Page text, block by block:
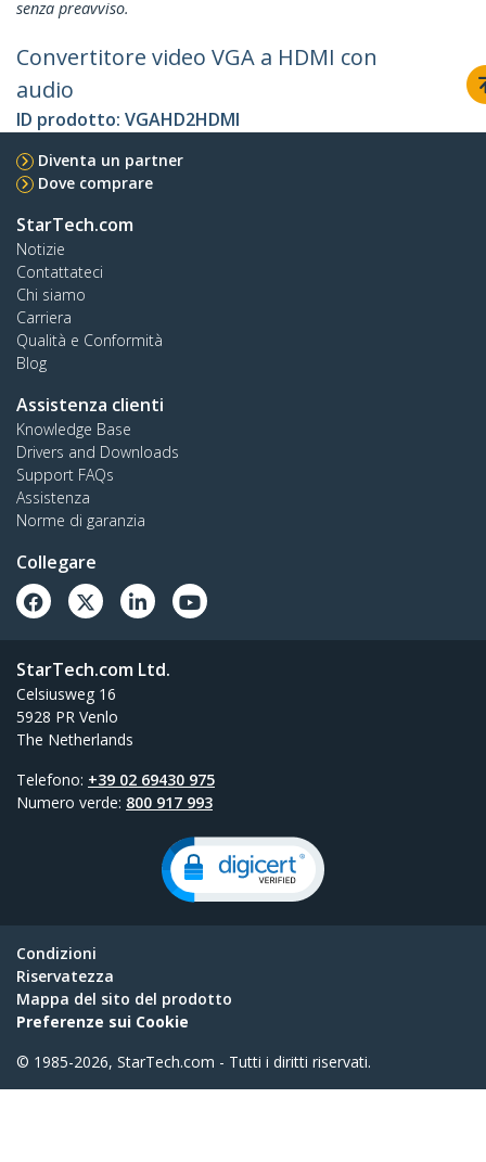
senza preavviso.
Convertitore video VGA a HDMI con
audio
ID prodotto: VGAHD2HDMI
Diventa un partner
Dove comprare
StarTech.com
Notizie
Contattateci
Chi siamo
Carriera
Qualità e Conformità
Blog
Assistenza clienti
Knowledge Base
Drivers and Downloads
Support FAQs
Assistenza
Norme di garanzia
Collegare
StarTech.com Ltd.
Celsiusweg 16
5928 PR Venlo
The Netherlands
Telefono: +39 02 69430 975
Numero verde: 800 917 993
Condizioni
Riservatezza
Mappa del sito del prodotto
Preferenze sui Cookie
© 1985-2026, StarTech.com - Tutti i diritti riservati.